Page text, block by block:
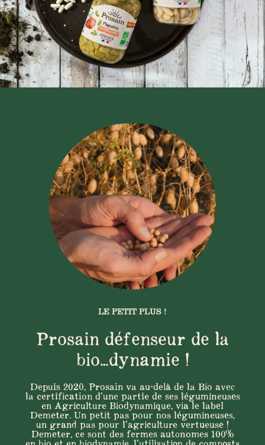
LE PETIT PLUS !
Prosain défenseur de la
bio…dynamie !
Depuis 2020, Prosain va au-delà de la Bio avec
la certification d’une partie de ses légumineuses
en Agriculture Biodynamique, via le label
Demeter. Un petit pas pour nos légumineuses,
un grand pas pour l’agriculture vertueuse !
Demeter, ce sont des fermes autonomes 100%